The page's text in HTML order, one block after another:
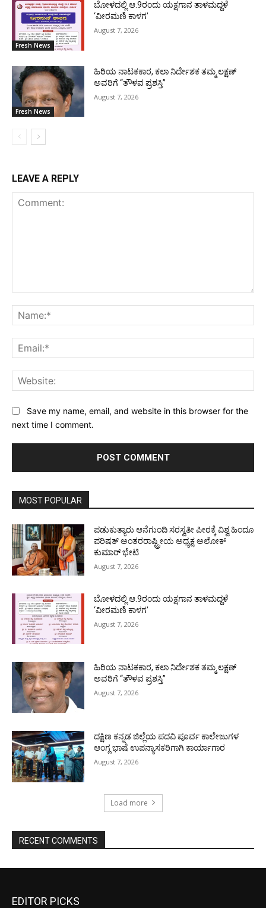
Fresh News
ಬೋಳದಲ್ಲಿ ಆ.9ರಂದು ಯಕ್ಷಗಾನ ತಾಳಮದ್ದಳೆ
‘ವೀರಮಣಿ ಕಾಳಗ’
August 7, 2026
Fresh News
ಹಿರಿಯ ನಾಟಕಕಾರ, ಕಲಾ ನಿರ್ದೇಶಕ ತಮ್ಮ ಲಕ್ಷಣ್
ಅವರಿಗೆ “ತೌಳವ ಪ್ರಶಸ್ತಿ”
August 7, 2026
LEAVE A REPLY
Save my name, email, and website in this browser for the
next time I comment.
MOST POPULAR
ಪಡುಕುತ್ಯಾರು ಆನೆಗುಂದಿ ಸರಸ್ವತೀ ಪೀಠಕ್ಕೆ ವಿಶ್ವ ಹಿಂದೂ
ಪರಿಷತ್ ಅಂತರರಾಷ್ಟ್ರೀಯ ಅಧ್ಯಕ್ಷ ಅಲೋಕ್
ಕುಮಾರ್ ಭೇಟಿ
August 7, 2026
ಬೋಳದಲ್ಲಿ ಆ.9ರಂದು ಯಕ್ಷಗಾನ ತಾಳಮದ್ದಳೆ
‘ವೀರಮಣಿ ಕಾಳಗ’
August 7, 2026
ಹಿರಿಯ ನಾಟಕಕಾರ, ಕಲಾ ನಿರ್ದೇಶಕ ತಮ್ಮ ಲಕ್ಷಣ್
ಅವರಿಗೆ “ತೌಳವ ಪ್ರಶಸ್ತಿ”
August 7, 2026
ದಕ್ಷಿಣ ಕನ್ನಡ ಜಿಲ್ಲೆಯ ಪದವಿ ಪೂರ್ವ ಕಾಲೇಜುಗಳ
ಆಂಗ್ಲ ಭಾಷೆ ಉಪನ್ಯಾಸಕರಿಗಾಗಿ ಕಾರ್ಯಾಗಾರ
August 7, 2026
Load more
RECENT COMMENTS
EDITOR PICKS